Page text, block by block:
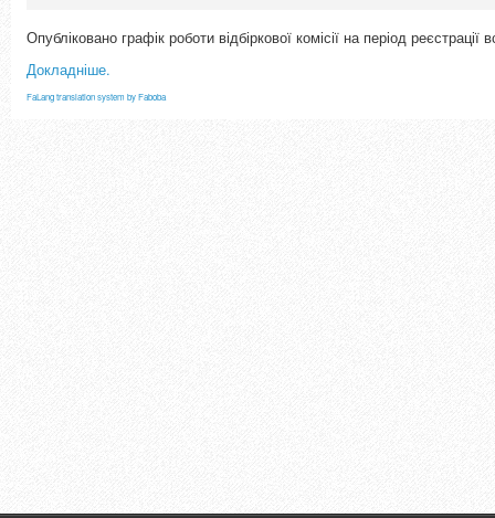
Опубліковано графік роботи відбіркової комісії на період
Докладніше.
FaLang translation system by Faboba